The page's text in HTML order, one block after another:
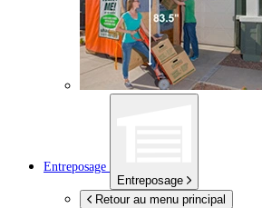
Entreposage
Entreposage
Retour au menu principal